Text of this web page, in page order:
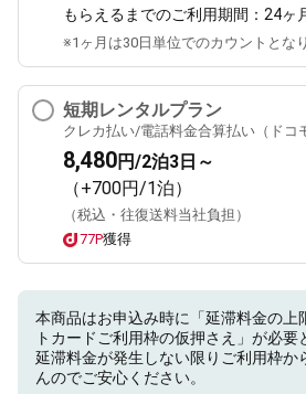
もらえるまでのご利用期間： 24ヶ
※1ヶ月は30日単位でのカウントとな
短期レンタルプラン
クレカ払い/電話料金合算払い（ドコ
8,480円/2泊3日～
（+700円/1泊）
（税込・往復送料当社負担）
77P獲得
本商品はお申込み時に「延滞料金の上
トカードご利用枠の仮押さえ」が必要
延滞料金が発生しない限りご利用枠か
んのでご安心ください。